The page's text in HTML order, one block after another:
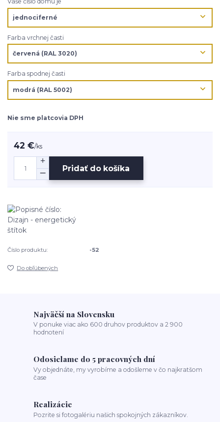
Farba vrchnej časti
Farba spodnej časti
Nie sme platcovia DPH
42 €/ks
Pridať do košíka
Číslo produktu: -52
Do obľúbených
Najväčší na Slovensku
V ponuke viac ako 600 druhov produktov a 2 900
hodnotení
Odosielame do 5 pracovných dní
Vy objednáte, my vyrobíme a odošleme v čo najkratšom
čase
Realizácie
Pozrite si fotogalériu našich spokojných zákazníkov.